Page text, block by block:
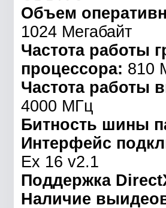
Объем
1024 Мегабайт
Частота работы
процессора: 810
Частота работы
4000 МГц
Битность шины
Интерфейс
Ex 16 v2.1
Поддержка
Наличие